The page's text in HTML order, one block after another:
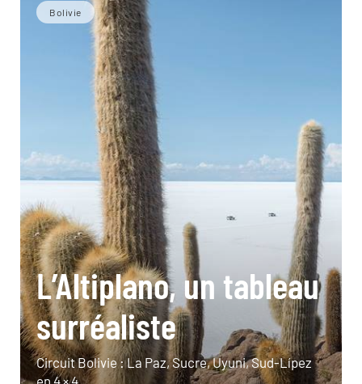
Bolivie
L’Altiplano, un tableau
surréaliste
Circuit Bolivie : La Paz, Sucre, Uyuni, Sud-Lípez
en 4 × 4.